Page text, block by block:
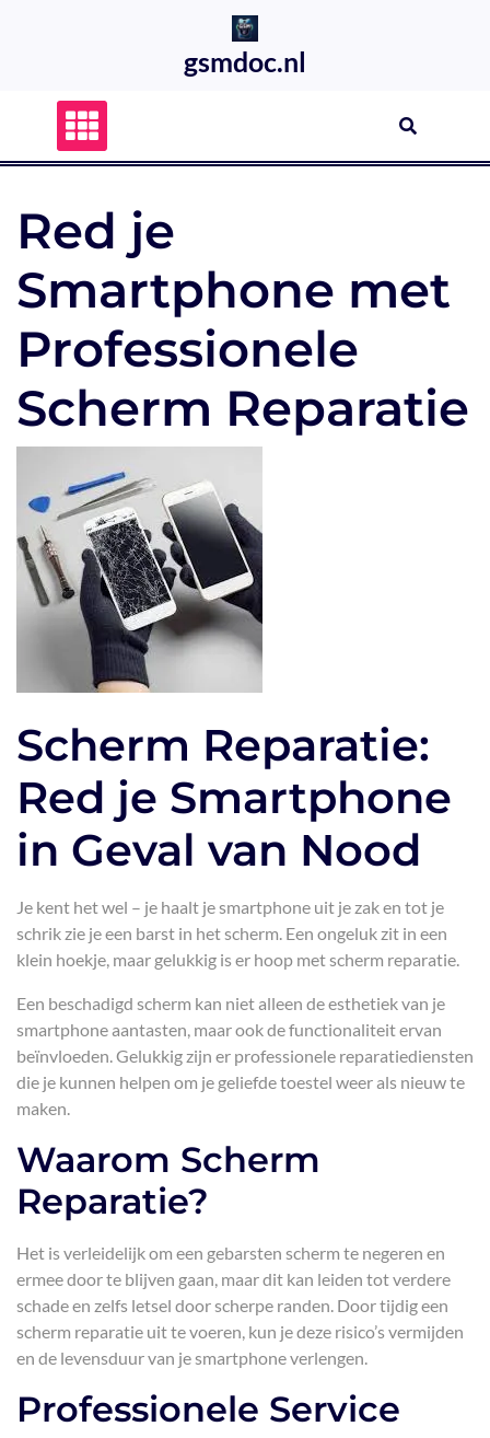
gsmdoc.nl
Red je
Smartphone met
Professionele
Scherm Reparatie
Scherm Reparatie:
Red je Smartphone
in Geval van Nood
Je kent het wel – je haalt je smartphone uit je zak en tot je
schrik zie je een barst in het scherm. Een ongeluk zit in een
klein hoekje, maar gelukkig is er hoop met scherm reparatie.
Een beschadigd scherm kan niet alleen de esthetiek van je
smartphone aantasten, maar ook de functionaliteit ervan
beïnvloeden. Gelukkig zijn er professionele reparatiediensten
die je kunnen helpen om je geliefde toestel weer als nieuw te
maken.
Waarom Scherm
Reparatie?
Het is verleidelijk om een gebarsten scherm te negeren en
ermee door te blijven gaan, maar dit kan leiden tot verdere
schade en zelfs letsel door scherpe randen. Door tijdig een
scherm reparatie uit te voeren, kun je deze risico’s vermijden
en de levensduur van je smartphone verlengen.
Professionele Service